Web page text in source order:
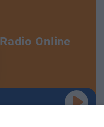
Radio Online